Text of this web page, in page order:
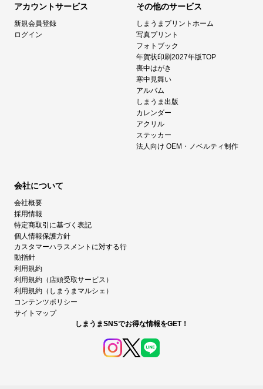
アカウントサービス
新規会員登録
ログイン
その他のサービス
しまうまプリントホーム
写真プリント
フォトブック
年賀状印刷2027年版TOP
喪中はがき
寒中見舞い
アルバム
しまうま出版
カレンダー
アクリル
ステッカー
法人向け OEM・ノベルティ制作
会社について
会社概要
採用情報
特定商取引に基づく表記
個人情報保護方針
カスタマーハラスメントに対する行
動指針
利用規約
利用規約（店頭受取サービス）
利用規約（しまうまマルシェ）
コンテンツポリシー
サイトマップ
しまうまSNSでお得な情報をGET！